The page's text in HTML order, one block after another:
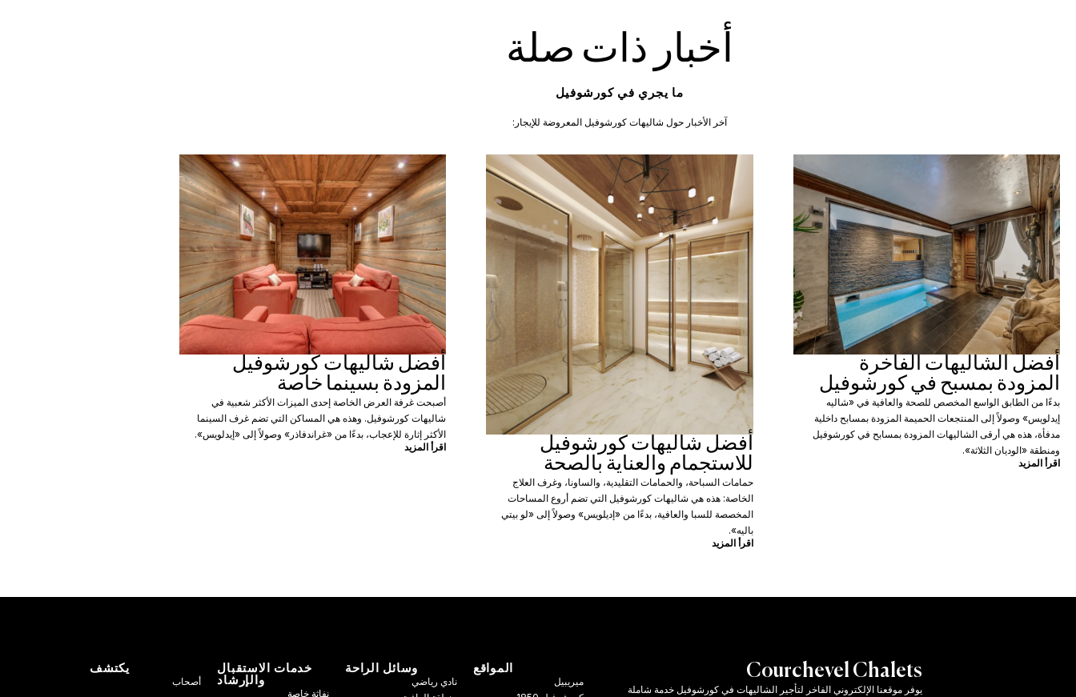
أخبار ذات صلة
ما يجري في كورشوفيل
آخر الأخبار حول شاليهات كورشوفيل المعروضة للإيجار:
أفضل الشاليهات الفاخرة
المزودة بمسبح في كورشوفيل
بدءًا من الطابق الواسع المخصص للصحة والعافية في «شاليه
إيدلويس» وصولاً إلى المنتجعات الحميمة المزودة بمسابح داخلية
مدفأة، هذه هي أرقى الشاليهات المزودة بمسابح في كورشوفيل
ومنطقة «الوديان الثلاثة».
اقرأ المزيد
أفضل شاليهات كورشوفيل
للاستجمام والعناية بالصحة
حمامات السباحة، والحمامات التقليدية، والساونا، وغرف العلاج
الخاصة: هذه هي شاليهات كورشوفيل التي تضم أروع المساحات
المخصصة للسبا والعافية، بدءًا من «إديلويس» وصولاً إلى «لو بيتي
باليه».
اقرأ المزيد
أفضل شاليهات كورشوفيل
المزودة بسينما خاصة
أصبحت غرفة العرض الخاصة إحدى الميزات الأكثر شعبية في
شاليهات كورشوفيل. وهذه هي المساكن التي تضم غرف السينما
الأكثر إثارة للإعجاب، بدءًا من «غراندفاذر» وصولاً إلى «إيدلويس».
اقرأ المزيد
Courchevel Chalets
يوفر موقعنا الإلكتروني الفاخر لتأجير الشاليهات في كورشوفيل خدمة شاملة
المواقع
ميريبيل
وسائل الراحة
نادي رياضي
خدمات الاستقبال
والإرشاد
نفاثة خاصة
يكتشف
أصحاب